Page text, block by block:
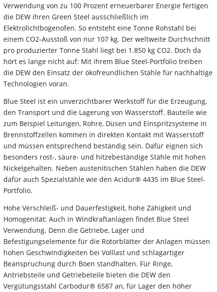
Verwendung von zu 100 Prozent erneuerbarer Energie fertigen
die DEW ihren Green Steel ausschließlich im
Elektrolichtbogenofen. So entsteht eine Tonne Rohstahl bei
einem CO2-Ausstoß von nur 107 kg. Der weltweite Durchschnitt
pro produzierter Tonne Stahl liegt bei 1.850 kg CO2. Doch da
hört es lange nicht auf: Mit ihrem Blue Steel-Portfolio treiben
die DEW den Einsatz der ökofreundlichen Stähle für nachhaltige
Technologien voran.
Blue Steel ist ein unverzichtbarer Werkstoff für die Erzeugung,
den Transport und die Lagerung von Wasserstoff. Bauteile wie
zum Beispiel Leitungen, Rohre, Düsen und Einspritzsysteme in
Brennstoffzellen kommen in direkten Kontakt mit Wasserstoff
und müssen entsprechend beständig sein. Dafür eignen sich
besonders rost-, säure- und hitzebeständige Stähle mit hohen
Nickelgehalten. Neben austenitischen Stählen haben die DEW
dafür auch Spezialstähle wie den Acidur® 4435 im Blue Steel-
Portfolio.
Hohe Verschleiß- und Dauerfestigkeit, hohe Zähigkeit und
Homogenität: Auch in Windkraftanlagen findet Blue Steel
Verwendung. Denn die Getriebe, Lager und
Befestigungselemente für die Rotorblätter der Anlagen müssen
hohen Geschwindigkeiten bei Volllast und schlagartiger
Beanspruchung durch Böen standhalten. Für Ringe,
Antriebsteile und Getriebeteile bieten die DEW den
Vergütungsstahl Carbodur® 6587 an, für Lager den höher